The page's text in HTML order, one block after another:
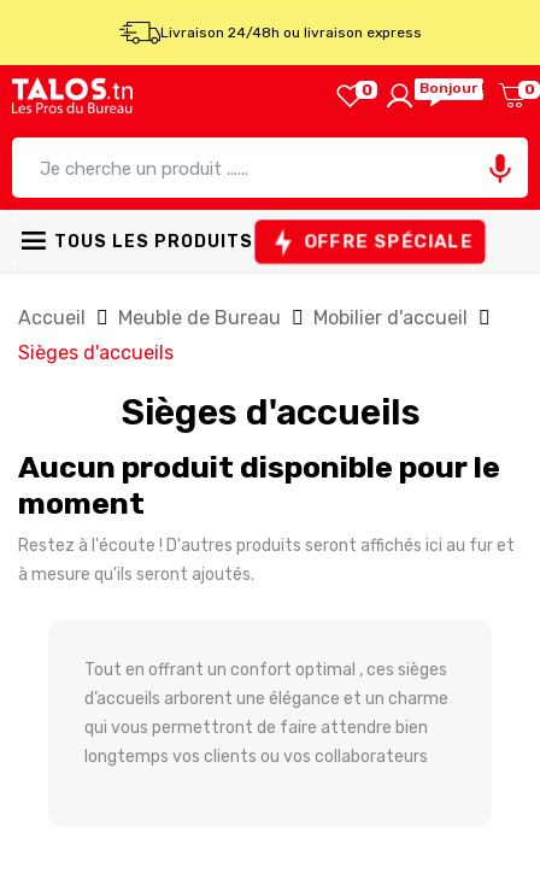
Livraison 24/48h ou livraison express
0 Bonjour ! 0

TOUS LES PRODUITS OFFRE SPÉCIALE
Accueil Meuble de Bureau
Mobilier d'accueil
Sièges d'accueils
Sièges d'accueils
Aucun produit disponible pour le
moment
Restez à l'écoute ! D'autres produits seront affichés ici au fur et
à mesure qu'ils seront ajoutés.
Tout en offrant un confort optimal , ces sièges
d’accueils arborent une élégance et un charme
qui vous permettront de faire attendre bien
longtemps vos clients ou vos collaborateurs